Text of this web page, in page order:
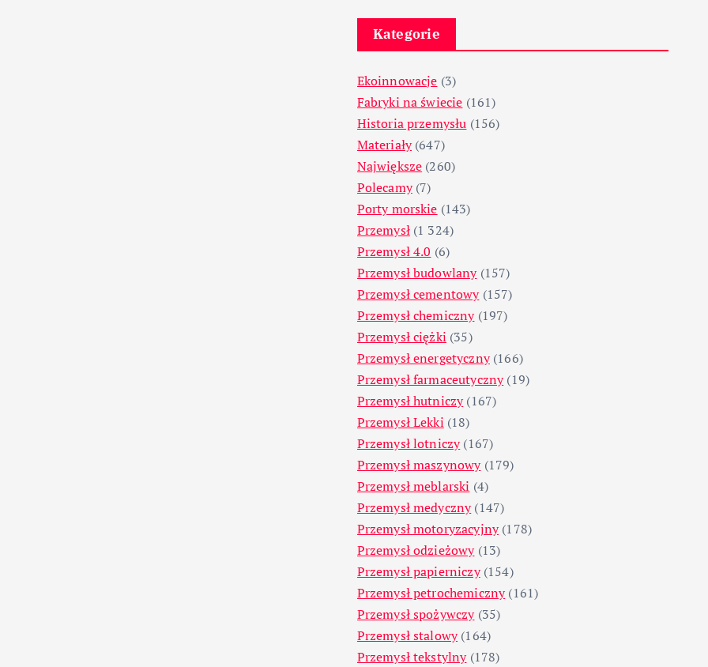
Kategorie
Ekoinnowacje (3)
Fabryki na świecie (161)
Historia przemysłu (156)
Materiały(647)
Największe (260)
Polecamy(7)
Porty morskie (143)
Przemysł(1 324)
Przemysł 4.0 (6)
Przemysł budowlany(157)
Przemysł cementowy(157)
Przemysł chemiczny(197)
Przemysł ciężki (35)
Przemysł energetyczny(166)
Przemysł farmaceutyczny(19)
Przemysł hutniczy(167)
Przemysł Lekki (18)
Przemysł lotniczy(167)
Przemysł maszynowy(179)
Przemysł meblarski (4)
Przemysł medyczny(147)
Przemysł motoryzacyjny(178)
Przemysł odzieżowy(13)
Przemysł papierniczy(154)
Przemysł petrochemiczny(161)
Przemysł spożywczy(35)
Przemysł stalowy(164)
Przemysł tekstylny(178)